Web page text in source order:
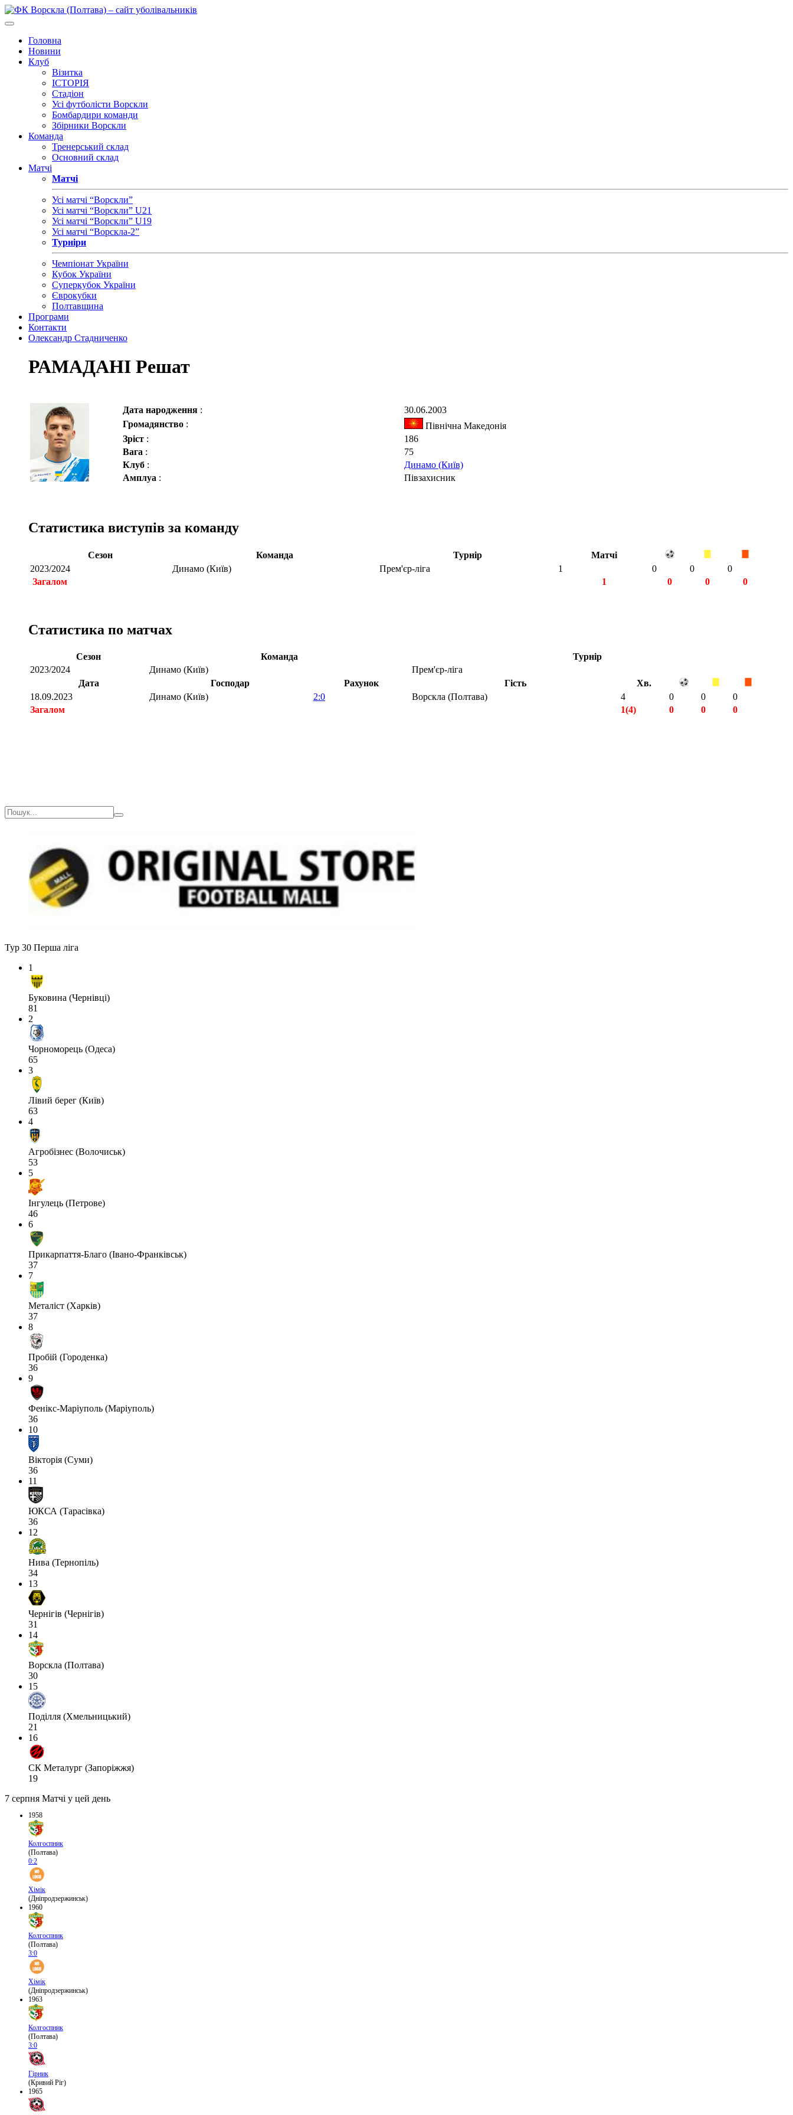
Головна
Новини
Клуб
Візитка
ІСТОРІЯ
Стадіон
Усі футболісти Ворскли
Бомбардири команди
Збірники Ворскли
Команда
Тренерський склад
Основний склад
Матчі
Матчі
Усі матчі “Ворскли”
Усі матчі “Ворскли” U21
Усі матчі “Ворскли” U19
Усі матчі “Ворскла-2”
Турніри
Чемпіонат України
Кубок України
Суперкубок України
Єврокубки
Полтавщина
Програми
Контакти
Олександр Стадниченко
РАМАДАНІ Решат
Дата народження :
30.06.2003
Громадянство :
Північна Македонія
Зріст :
186
Вага :
75
Клуб :
Динамо (Київ)
Амплуа : Півзахисник
Статистика виступів за команду
Сезон Команда Турнір
Матчі
2023/2024
Динамо (Київ) Прем'єр-ліга 1 0 0
0
Загалом
1 0 0 0
Статистика по матчах
Сезон Команда
Турнір
2023/2024
Динамо (Київ)
Прем'єр-ліга
Дата
Господар Рахунок Гість
Хв.
18.09.2023
Динамо (Київ) 2:0 Ворскла (Полтава) 4 0 0
0
Загалом
1(4) 0 0
0
Тур 30 Перша ліга
1
Буковина (Чернівці)
81
2
Чорноморець (Одеса)
65
3
Лівий берег (Київ)
63
4
Агробізнес (Волочиськ)
53
5
Інгулець (Петрове)
46
6
Прикарпаття-Благо (Івано-Франківськ)
37
7
Металіст (Харків)
37
8
Пробій (Городенка)
36
9
Фенікс-Маріуполь (Маріуполь)
36
10
Вікторія (Суми)
36
11
ЮКСА (Тарасівка)
36
12
Нива (Тернопіль)
34
13
Чернігів (Чернігів)
31
14
Ворскла (Полтава)
30
15
Поділля (Хмельницький)
21
16
СК Металург (Запоріжжя)
19
7 серпня Матчі у цей день
1958
Колгоспник
(Полтава)
0:2
Хімік
(Дніпродзержинськ)
1960
Колгоспник
(Полтава)
3:0
Хімік
(Дніпродзержинськ)
1963
Колгоспник
(Полтава)
3:0
Гірник
(Кривий Ріг)
1965